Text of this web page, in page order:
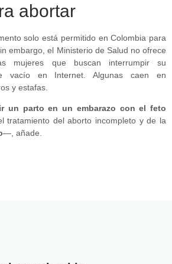
abortar
solo está permitido en Colombia para
embargo, el Ministerio de Salud no ofrece
mujeres que buscan interrumpir su
vacío en Internet. Algunas caen en
y estafas.
un parto en un embarazo con el feto
tratamiento del aborto incompleto y de la
—, añade.